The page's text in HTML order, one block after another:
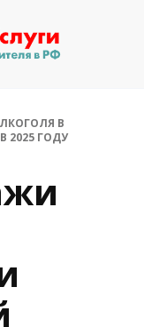
В
2025 ГОДУ